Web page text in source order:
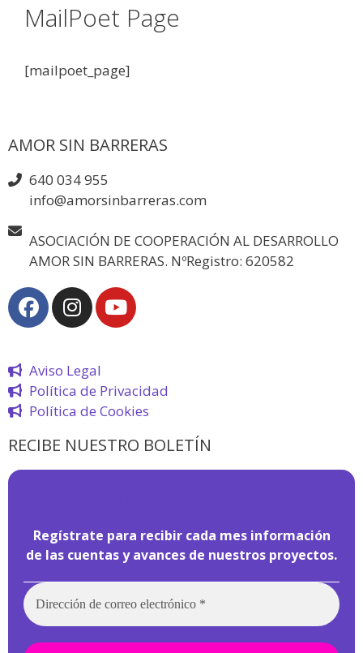
MailPoet Page
[mailpoet_page]
AMOR SIN BARRERAS
640 034 955
info@amorsinbarreras.com
ASOCIACIÓN DE COOPERACIÓN AL DESARROLLO
AMOR SIN BARRERAS. NºRegistro: 620582
Aviso Legal
Política de Privacidad
Política de Cookies
RECIBE NUESTRO BOLETÍN
Regístrate para recibir cada mes información
de las cuentas y avances de nuestros proyectos.